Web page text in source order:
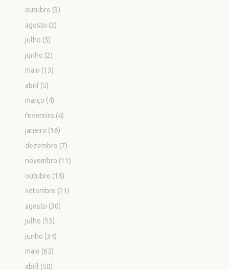
outubro (3)
agosto (2)
julho (5)
junho (2)
maio (13)
abril (5)
março (4)
fevereiro (4)
janeiro (16)
dezembro (7)
novembro (11)
outubro (18)
setembro (21)
agosto (30)
julho (33)
junho (34)
maio (65)
abril (50)